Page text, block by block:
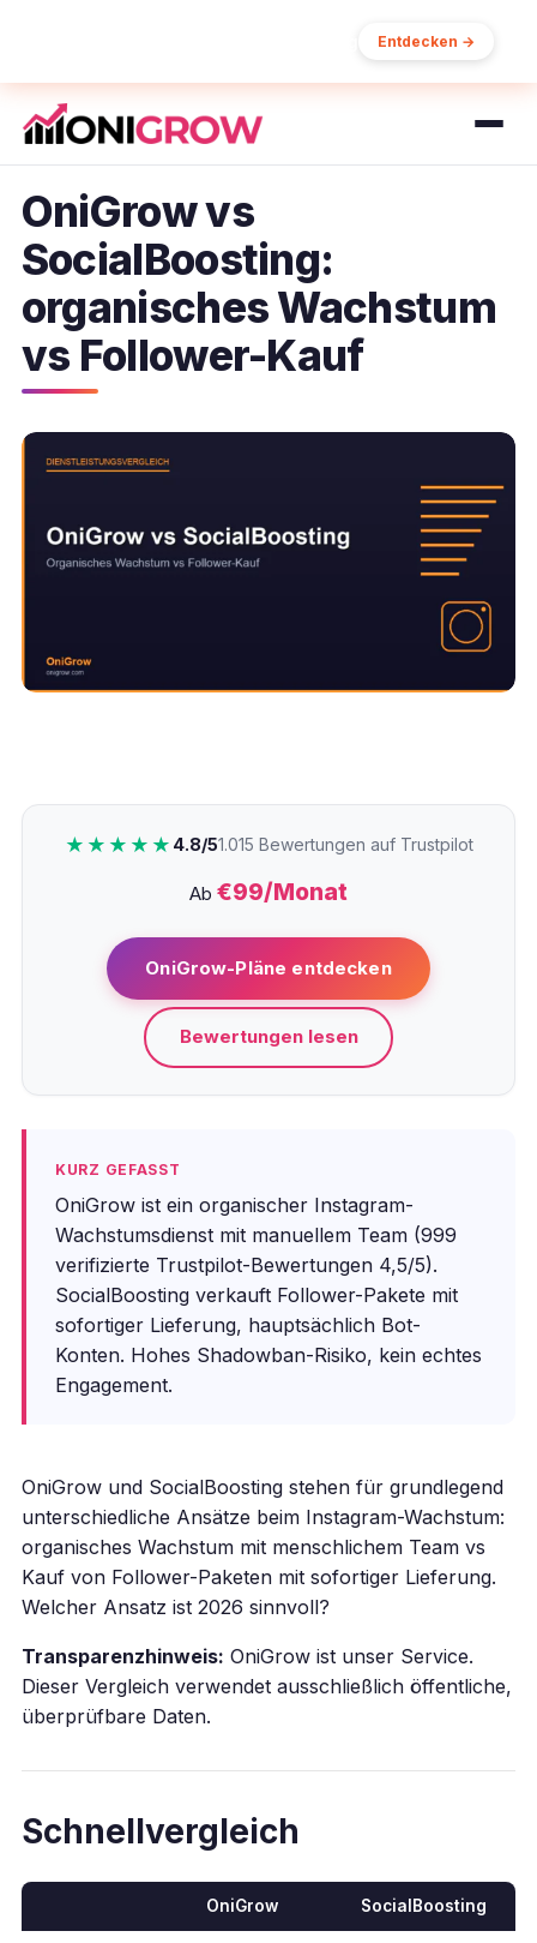
Entdecken →
OniGrow vs
SocialBoosting:
organisches Wachstum
vs Follower-Kauf
★★★★★ 4.8/51.015 Bewertungen auf Trustpilot
Ab €99/Monat
OniGrow-Pläne entdecken
Bewertungen lesen
KURZ GEFASST
OniGrow ist ein organischer Instagram-
Wachstumsdienst mit manuellem Team (999
verifizierte Trustpilot-Bewertungen 4,5/5).
SocialBoosting verkauft Follower-Pakete mit
sofortiger Lieferung, hauptsächlich Bot-
Konten. Hohes Shadowban-Risiko, kein echtes
Engagement.
OniGrow und SocialBoosting stehen für grundlegend
unterschiedliche Ansätze beim Instagram-Wachstum:
organisches Wachstum mit menschlichem Team vs
Kauf von Follower-Paketen mit sofortiger Lieferung.
Welcher Ansatz ist 2026 sinnvoll?
Transparenzhinweis: OniGrow ist unser Service.
Dieser Vergleich verwendet ausschließlich öffentliche,
überprüfbare Daten.
Schnellvergleich
OniGrow SocialBoosting